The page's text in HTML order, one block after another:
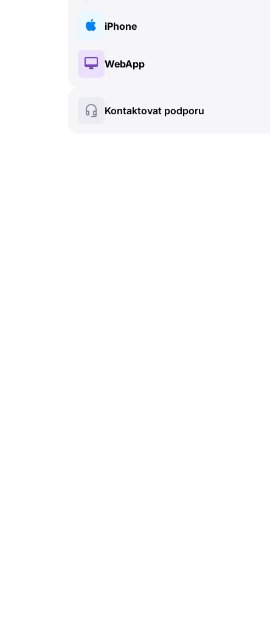
iPhone
🔑 Instalace a Autorizace
🍀Bezplatné funkce
WebApp
Kontaktovat podporu